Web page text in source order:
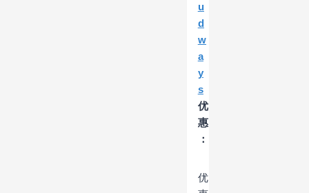
u
d
w
a
y
s
优
惠
：
优